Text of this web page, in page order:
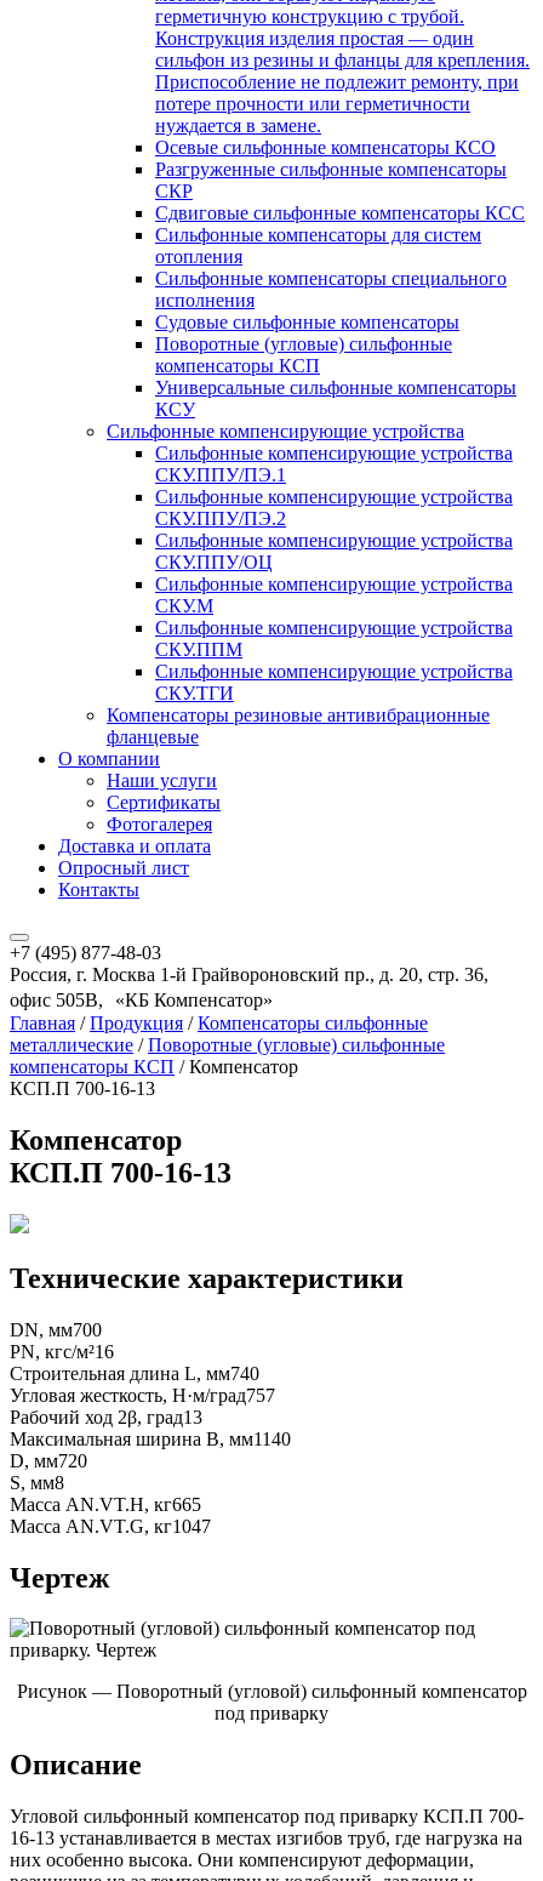
герметичную конструкцию с трубой.
Конструкция изделия простая — один
сильфон из резины и фланцы для крепления.
Приспособление не подлежит ремонту, при
потере прочности или герметичности
нуждается в замене.
Осевые сильфонные компенсаторы КСО
Разгруженные сильфонные компенсаторы
СКР
Сдвиговые сильфонные компенсаторы КСС
Сильфонные компенсаторы для систем
отопления
Сильфонные компенсаторы специального
исполнения
Судовые сильфонные компенсаторы
Поворотные (угловые) сильфонные
компенсаторы КСП
Универсальные сильфонные компенсаторы
КСУ
Сильфонные компенсирующие устройства
Cильфонные компенсирующие устройства
СКУ.ППУ/ПЭ.1
Cильфонные компенсирующие устройства
СКУ.ППУ/ПЭ.2
Сильфонные компенсирующие устройства
СКУ.ППУ/ОЦ
Сильфонные компенсирующие устройства
СКУ.М
Сильфонные компенсирующие устройства
СКУ.ППМ
Сильфонные компенсирующие устройства
СКУ.ТГИ
Компенсаторы резиновые антивибрационные
фланцевые
О компании
Наши услуги
Сертификаты
Фотогалерея
Доставка и оплата
Опросный лист
Контакты
+7 (495) 877-48-03
Россия, г. Москва 1-й Грайвороновский пр., д. 20, стр. 36,
офис 505В, «КБ Компенсатор»
Главная /Продукция /Компенсаторы сильфонные
металлические /Поворотные (угловые) сильфонные
компенсаторы КСП /Компенсатор
КСП.П 700-16-13
Компенсатор
КСП.П 700-16-13
Технические характеристики
DN, мм700
PN, кгс/м²16
Строительная длина L, мм740
Угловая жесткость, Н·м/град757
Рабочий ход 2β, град13
Максимальная ширина В, мм1140
D, мм720
S, мм8
Масса AN.VT.H, кг665
Масса AN.VT.G, кг1047
Чертеж
Рисунок — Поворотный (угловой) сильфонный компенсатор
под приварку
Описание
Угловой сильфонный компенсатор под приварку КСП.П 700-
16-13 устанавливается в местах изгибов труб, где нагрузка на
них особенно высока. Они компенсируют деформации,